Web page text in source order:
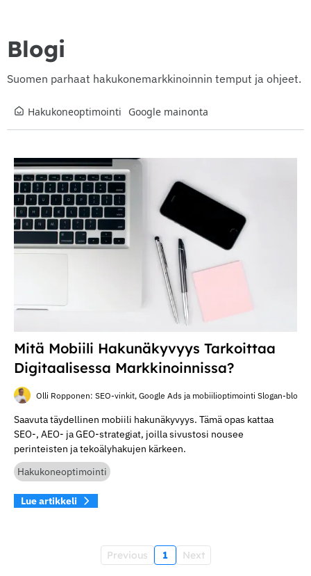
Blogi
Suomen parhaat hakukonemarkkinoinnin temput ja ohjeet.
Hakukoneoptimointi Google mainonta
Mitä Mobiili Hakunäkyvyys Tarkoittaa
Digitaalisessa Markkinoinnissa?
Olli Ropponen: SEO-vinkit, Google Ads ja mobiilioptimointi Slogan-
Saavuta täydellinen mobiili hakunäkyvyys. Tämä opas kattaa
SEO-, AEO- ja GEO-strategiat, joilla sivustosi nousee
perinteisten ja tekoälyhakujen kärkeen.
Hakukoneoptimointi
Lue artikkeli
Previous 1 Next